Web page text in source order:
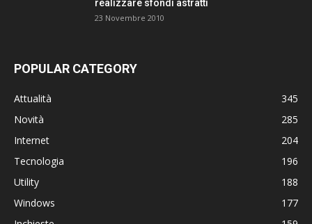
realizzare sfondi astratti
23 Novembre 2010
POPULAR CATEGORY
Attualità
345
Novità
285
Internet
204
Tecnologia
196
Utility
188
Windows
177